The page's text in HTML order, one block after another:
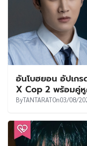
อันโบฮยอน อัปเกร
X Cop 2 พร้อมคู่
ByTANTARATOn03/08/